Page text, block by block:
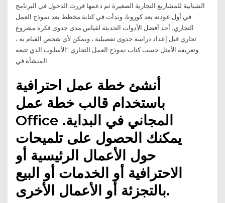
الشبابية للمشاريع التجارية الصغيرة ثم دعمها قررت الدخول في البرنامج
في أول عودته بعد كورونا، وبدأت في كتابة مخطط يعد نموذج العمل
التجاري، أحد أفضل الأدوات الحديثة لقياس مدى جدوى فكرة مشروع
تجاري قبل إعداد دراسة جدوى تفصيلية ، ويمكن لأي شخص القيام به ،
وتعريفه الأمثل حسب كتاب نموذج العمل التجاري “الأسلوب الذي تتبعه
المنشأة في
أنشئ خطة عمل احترافية
باستخدام قالب خطة عمل
Office المجاني في البداية.
يمكنك الحصول على تلميحات
حول الأعمال الرئيسية أو
الاحترافية أو الخدمات أو البيع
بالتجزئة أو الأعمال الأخرى.